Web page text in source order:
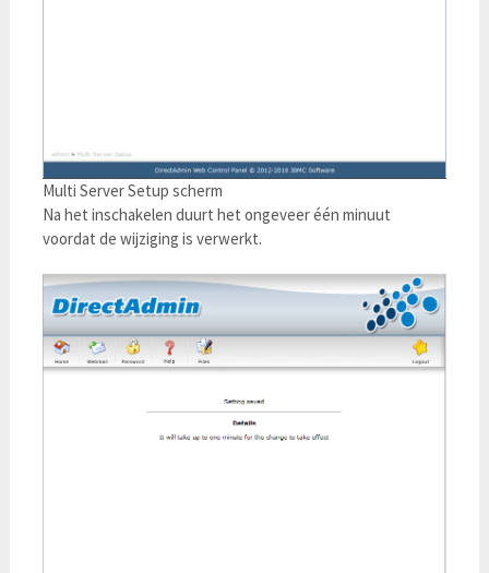
Multi Server Setup scherm
Na het inschakelen duurt het ongeveer één minuut
voordat de wijziging is verwerkt.